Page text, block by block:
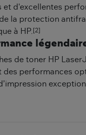
et d'excellentes
la protection
à HP. [2]
de toner HP
des performances